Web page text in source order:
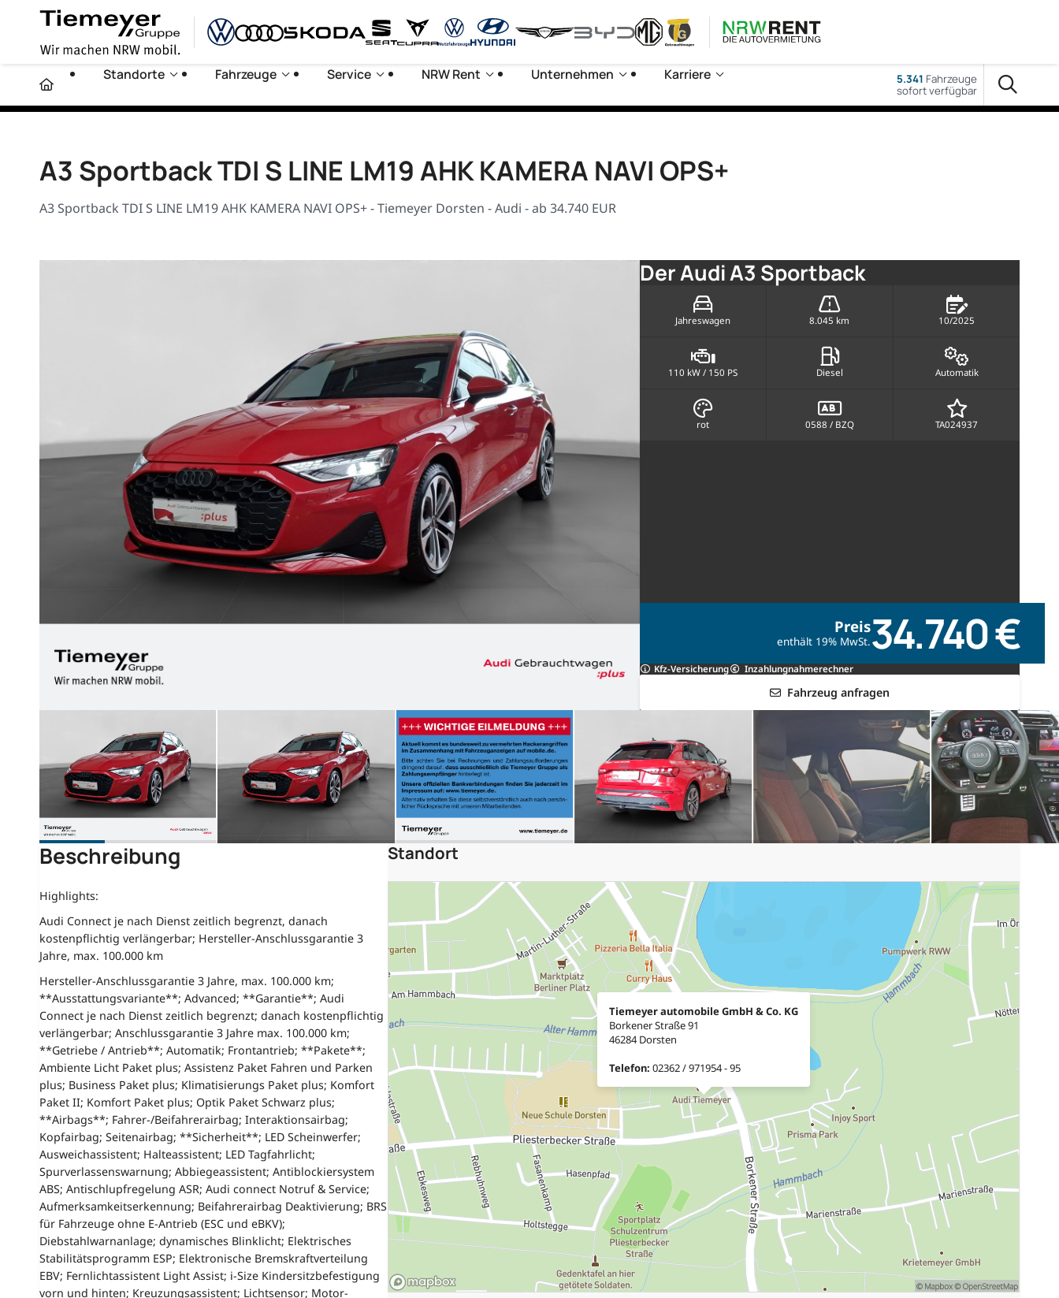
Standorte Fahrzeuge Service NRW Rent Unternehmen Karriere 5.341 Fahrzeuge
sofort verfügbar
A3 Sportback TDI S LINE LM19 AHK KAMERA NAVI OPS+
A3 Sportback TDI S LINE LM19 AHK KAMERA NAVI OPS+ - Tiemeyer Dorsten - Audi - ab 34.740 EUR
Der Audi A3 Sportback
Jahreswagen 8.045 km 10/2025
110 kW / 150 PS Diesel Automatik
rot 0588 / BZQ TA024937
Preis
enthält 19% MwSt.34.740 €
Kfz-Versicherung Inzahlungnahmerechner
Fahrzeug anfragen
Beschreibung
Highlights:
Audi Connect je nach Dienst zeitlich begrenzt, danach
kostenpflichtig verlängerbar; Hersteller-Anschlussgarantie 3
Jahre, max. 100.000 km
Hersteller-Anschlussgarantie 3 Jahre, max. 100.000 km;
**Ausstattungsvariante**; Advanced; **Garantie**; Audi
Connect je nach Dienst zeitlich begrenzt; danach kostenpflichtig
verlängerbar; Anschlussgarantie 3 Jahre max. 100.000 km;
**Getriebe / Antrieb**; Automatik; Frontantrieb; **Pakete**;
Ambiente Licht Paket plus; Assistenz Paket Fahren und Parken
plus; Business Paket plus; Klimatisierungs Paket plus; Komfort
Paket II; Komfort Paket plus; Optik Paket Schwarz plus;
**Airbags**; Fahrer-/Beifahrerairbag; Interaktionsairbag;
Kopfairbag; Seitenairbag; **Sicherheit**; LED Scheinwerfer;
Ausweichassistent; Halteassistent; LED Tagfahrlicht;
Spurverlassenswarnung; Abbiegeassistent; Antiblockiersystem
ABS; Antischlupfregelung ASR; Audi connect Notruf & Service;
Aufmerksamkeitserkennung; Beifahrerairbag Deaktivierung; BRS
für Fahrzeuge ohne E-Antrieb (ESC und eBKV);
Diebstahlwarnanlage; dynamisches Blinklicht; Elektrisches
Stabilitätsprogramm ESP; Elektronische Bremskraftverteilung
EBV; Fernlichtassistent Light Assist; i-Size Kindersitzbefestigung
vorn und hinten; Kreuzungsassistent; Lichtsensor; Motor-
Standort
Tiemeyer automobile GmbH & Co. KG
Borkener Straße 91
46284 Dorsten
Telefon: 02362 / 971954 - 95